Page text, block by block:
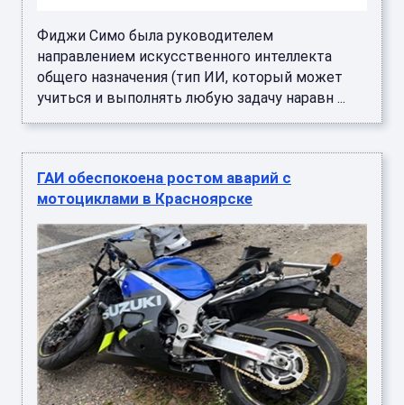
Фиджи Симо была руководителем
направлением искусственного интеллекта
общего назначения (тип ИИ, который может
учиться и выполнять любую задачу наравн ...
ГАИ обеспокоена ростом аварий с
мотоциклами в Красноярске